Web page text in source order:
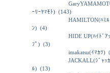
ｰﾘｰﾔﾏﾓﾄ) (143)
HAMILTON(ﾊﾐﾙ
ﾝ) (4)
HIDE UP(ﾊｲﾄﾞｱｯ
ﾌﾟ) (3)
imakatsu(ｲﾏｶﾂ)
JACKALL(ｼﾞｬｯｶ
ﾙ) (13)